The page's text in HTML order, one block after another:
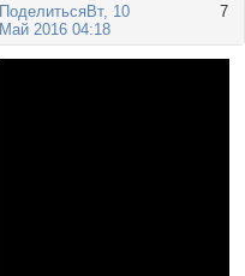
Поделиться 7
Вт, 10
Май 2016 04:18